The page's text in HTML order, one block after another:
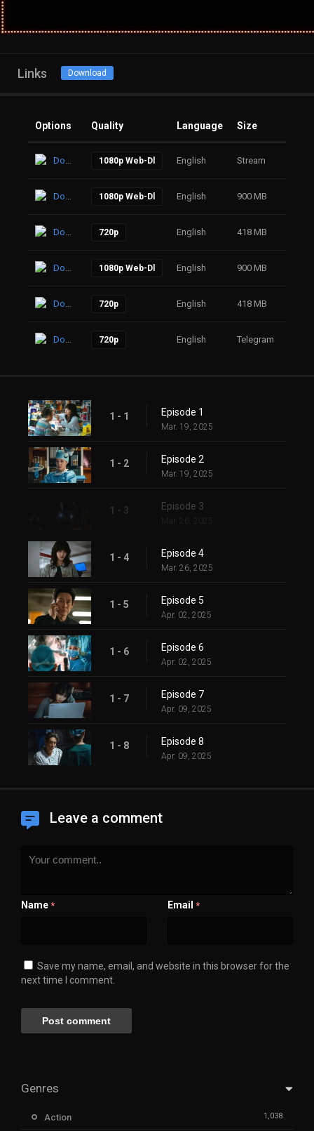
Links Download
Options Quality Language Size
Download 1080p Web-Dl English Stream
Download 1080p Web-Dl English 900 MB
Download 720p English 418 MB
Download 1080p Web-Dl English 900 MB
Download 720p English 418 MB
Download 720p English Telegram
1 - 1 Episode 1
Mar. 19, 2025
1 - 2 Episode 2
Mar. 19, 2025
1 - 3 Episode 3
Mar. 26, 2025
1 - 4 Episode 4
Mar. 26, 2025
1 - 5 Episode 5
Apr. 02, 2025
1 - 6 Episode 6
Apr. 02, 2025
1 - 7 Episode 7
Apr. 09, 2025
1 - 8 Episode 8
Apr. 09, 2025
Leave a comment
Name * Email *
Save my name, email, and website in this browser for the
next time I comment.
Genres
Action 1,038